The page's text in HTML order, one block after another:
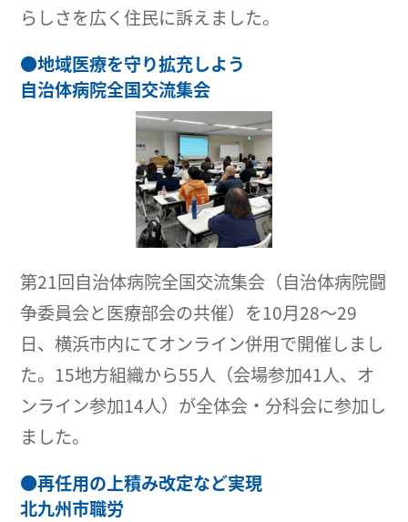
らしさを広く住民に訴えました。
●地域医療を守り拡充しよう
自治体病院全国交流集会
第21回自治体病院全国交流集会（自治体病院闘
争委員会と医療部会の共催）を10月28～29
日、横浜市内にてオンライン併用で開催しまし
た。15地方組織から55人（会場参加41人、オ
ンライン参加14人）が全体会・分科会に参加し
ました。
●再任用の上積み改定など実現
北九州市職労